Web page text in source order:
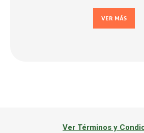
VER MÁS
Ver Términos y